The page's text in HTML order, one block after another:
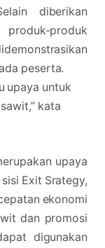
diberikan
produk
peserta.
upaya untuk
kata
upaya
Exit Srategy,
ekonomi
dan promosi
digunakan